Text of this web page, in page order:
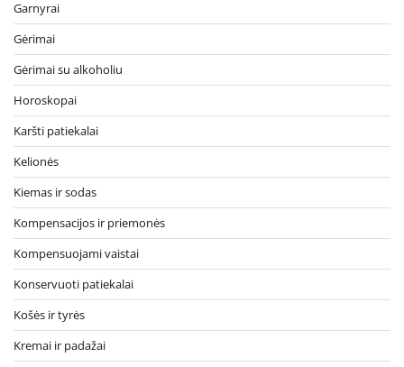
Garnyrai
Gėrimai
Gėrimai su alkoholiu
Horoskopai
Karšti patiekalai
Kelionės
Kiemas ir sodas
Kompensacijos ir priemonės
Kompensuojami vaistai
Konservuoti patiekalai
Košės ir tyrės
Kremai ir padažai